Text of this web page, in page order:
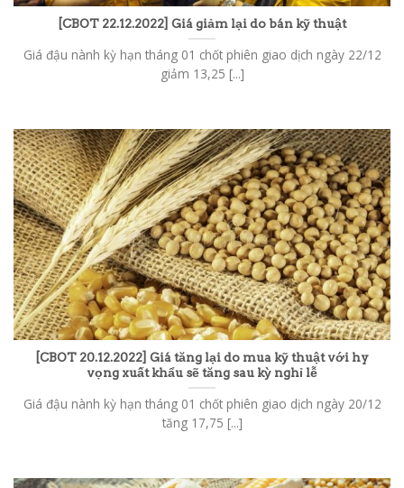
[CBOT 22.12.2022] Giá giảm lại do bán kỹ thuật
Giá đậu nành kỳ hạn tháng 01 chốt phiên giao dịch ngày 22/12
giảm 13,25 [...]
[CBOT 20.12.2022] Giá tăng lại do mua kỹ thuật với hy
vọng xuất khẩu sẽ tăng sau kỳ nghỉ lễ
Giá đậu nành kỳ hạn tháng 01 chốt phiên giao dịch ngày 20/12
tăng 17,75 [...]